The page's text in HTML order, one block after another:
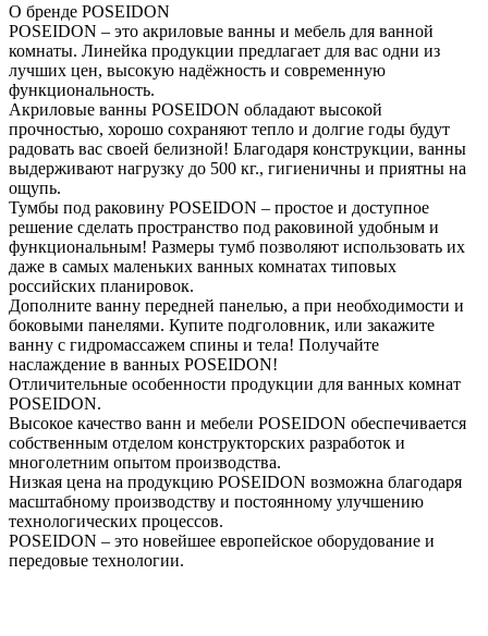
О бренде POSEIDON
POSEIDON – это акриловые ванны и мебель для ванной
комнаты. Линейка продукции предлагает для вас одни из
лучших цен, высокую надёжность и современную
функциональность.
Акриловые ванны POSEIDON обладают высокой
прочностью, хорошо сохраняют тепло и долгие годы будут
радовать вас своей белизной! Благодаря конструкции, ванны
выдерживают нагрузку до 500 кг., гигиеничны и приятны на
ощупь.
Тумбы под раковину POSEIDON – простое и доступное
решение сделать пространство под раковиной удобным и
функциональным! Размеры тумб позволяют использовать их
даже в самых маленьких ванных комнатах типовых
российских планировок.
Дополните ванну передней панелью, а при необходимости и
боковыми панелями. Купите подголовник, или закажите
ванну с гидромассажем спины и тела! Получайте
наслаждение в ванных POSEIDON!
Отличительные особенности продукции для ванных комнат
POSEIDON.
Высокое качество ванн и мебели POSEIDON обеспечивается
собственным отделом конструкторских разработок и
многолетним опытом производства.
Низкая цена на продукцию POSEIDON возможна благодаря
масштабному производству и постоянному улучшению
технологических процессов.
POSEIDON – это новейшее европейское оборудование и
передовые технологии.